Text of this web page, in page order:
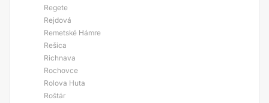
Regete
Rejdová
Remetské Hámre
Rešica
Richnava
Rochovce
Rolova Huta
Roštár